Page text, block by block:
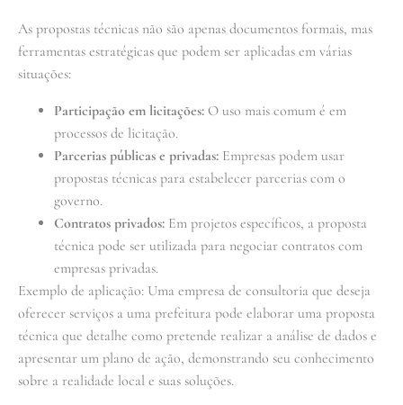
As propostas técnicas não são apenas documentos formais, mas
ferramentas estratégicas que podem ser aplicadas em várias
situações:
Participação em licitações: O uso mais comum é em
processos de licitação.
Parcerias públicas e privadas: Empresas podem usar
propostas técnicas para estabelecer parcerias com o
governo.
Contratos privados: Em projetos específicos, a proposta
técnica pode ser utilizada para negociar contratos com
empresas privadas.
Exemplo de aplicação: Uma empresa de consultoria que deseja
oferecer serviços a uma prefeitura pode elaborar uma proposta
técnica que detalhe como pretende realizar a análise de dados e
apresentar um plano de ação, demonstrando seu conhecimento
sobre a realidade local e suas soluções.